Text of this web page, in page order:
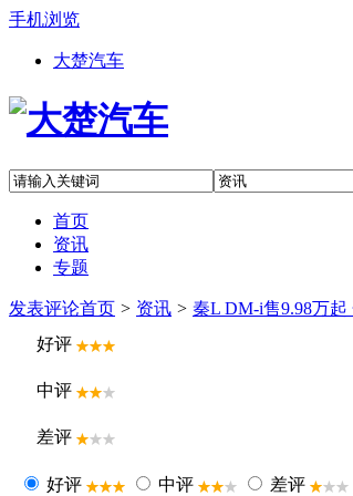
手机浏览
大楚汽车
首页
资讯
专题
发表评论首页 > 资讯 > 秦L DM-i售9.98万
好评
中评
差评
好评 中评 差评